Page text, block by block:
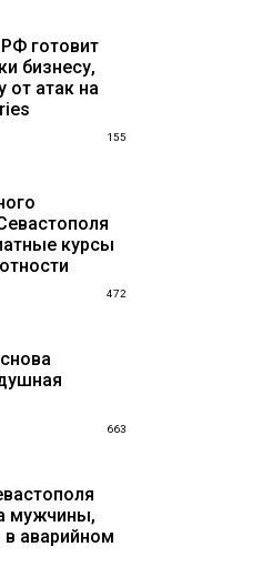
готовит
бизнесу,
от атак на
155
курсы
472
663
мужчины,
аварийном